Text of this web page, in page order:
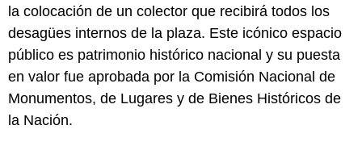
la colocación de un colector que recibirá todos los
desagües internos de la plaza. Este icónico espacio
público es patrimonio histórico nacional y su puesta
en valor fue aprobada por la Comisión Nacional de
Monumentos, de Lugares y de Bienes Históricos de
la Nación.